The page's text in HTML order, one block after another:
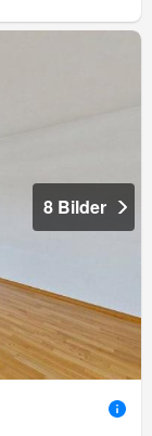
8 Bilder